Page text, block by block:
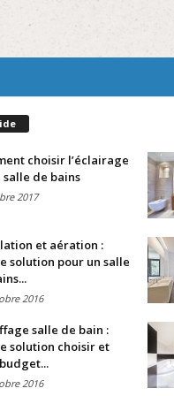
choisir l’éclairage
salle de bains
2017
et aération :
solution pour un salle
2016
salle de bain :
solution choisir et
2016